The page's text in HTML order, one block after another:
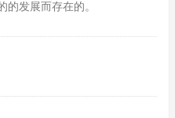
发展而存在的。